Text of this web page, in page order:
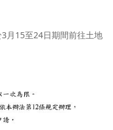
月15至24日期間前往土地